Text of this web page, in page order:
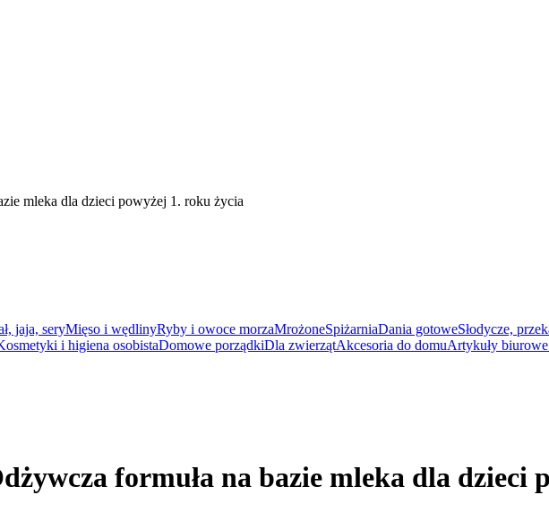
jaja, seryMięso i wędlinyRyby i owoce morzaMrożoneSpiżarniaDania gotoweSłodycze,
i higiena osobistaDomowe porządkiDla zwierzątAkcesoria do domuArtykuły
mleka dla dzieci powyżej 1. roku życia
formuła na bazie mleka dla dzieci